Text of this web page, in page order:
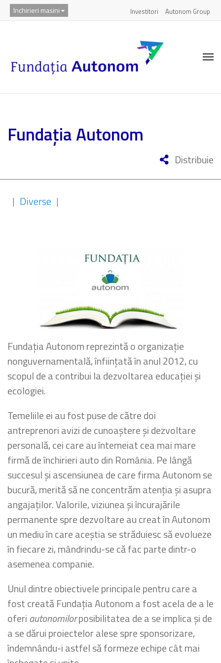
Inchirieri masini Investitori Autonom Group
Fundația Autonom
Distribuie
| Diverse |
Fundația Autonom reprezintă o organizație
nonguvernamentală, înființată în anul 2012, cu
scopul de a contribui la dezvoltarea educației și
ecologiei.
Temeliile ei au fost puse de către doi
antreprenori avizi de cunoaștere și dezvoltare
personală, cei care au întemeiat cea mai mare
firmă de închirieri auto din România. Pe lângă
succesul și ascensiunea de care firma Autonom se
bucură, merită să ne concentrăm atenția și asupra
angajaților. Valorile, viziunea și încurajările
permanente spre dezvoltare au creat în Autonom
un mediu în care aceștia se străduiesc să evolueze
în fiecare zi, mândrindu-se că fac parte dintr-o
asemenea companie.
Unul dintre obiectivele principale pentru care a
fost creată Fundația Autonom a fost acela de a le
oferiautonomilorposibilitatea de a se implica și de
a se dărui proiectelor alese spre sponsorizare,
îndemnându-i astfel să formeze echipe cât mai